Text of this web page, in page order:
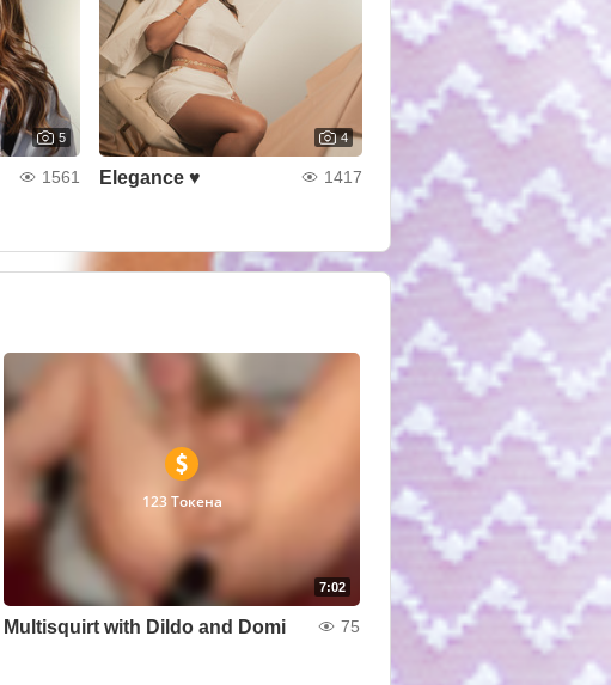
5
1561
4
Elegance ♥ 1417
7:02
123 Токена
Multisquirt with Dildo and Domi 75